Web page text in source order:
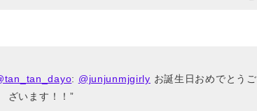
: @junjunmjgirly お誕生日おめでとうご
ざいます！！”